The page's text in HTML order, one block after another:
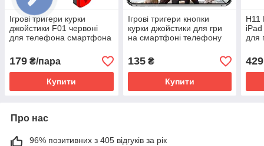
Ігрові тригери курки
джойстики F01 червоні
для телефона смартфона
duty
179 ₴/пара
Купити
Ігрові тригери кнопки
курки джойстики для гри
на смартфоні телефону
standoff 2 пубг
135₴
Купити
H11
для
429
Про нас
96% позитивних з 405 відгуків за рік